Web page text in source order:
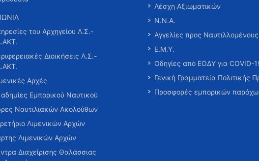
του Αρχηγείου Λ.Σ.-
Διοικήσεις Λ.Σ.-
Αρχές
Εμπορικού Ναυτικού
Ναυτιλιακών Ακολούθων
Λιμενικών Αρχών
Λιμενικών Αρχών
Διαχείρισης Θαλάσσιας
Λέσχη Αξιωματικών
Ν.Ν.Α.
Αγγελίες προς Ναυτιλλομένους
Ε.Μ.Υ.
Οδηγίες από ΕΟΔΥ για COVID-
Γενική Γραμματεία Πολιτικής
Προσφορές εμπορικών